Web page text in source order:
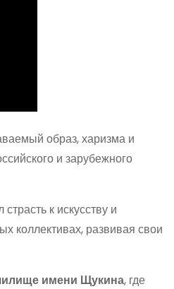
образ, харизма и
и зарубежного
к искусству и
коллективах, развивая свои
имени Щукина, где